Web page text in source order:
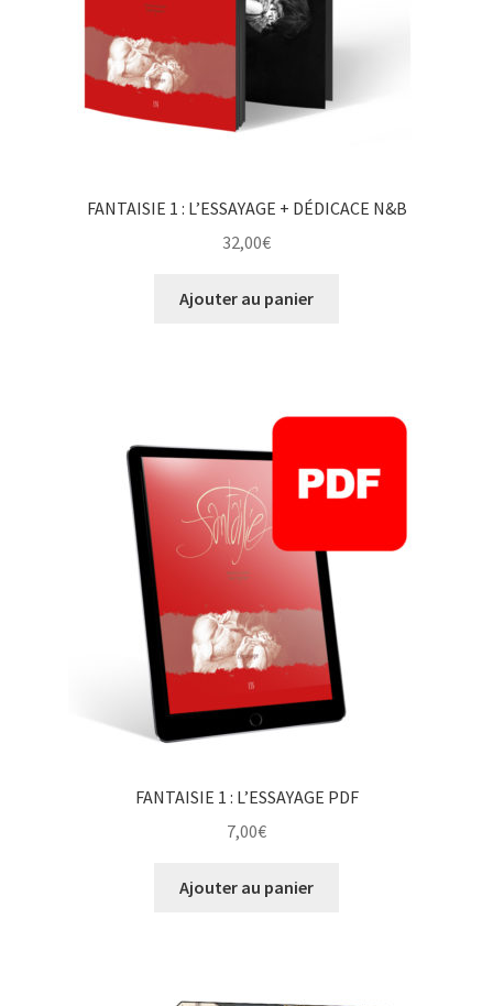
FANTAISIE 1 : L’ESSAYAGE + DÉDICACE N&B
32,00€
Ajouter au panier
FANTAISIE 1 : L’ESSAYAGE PDF
7,00€
Ajouter au panier